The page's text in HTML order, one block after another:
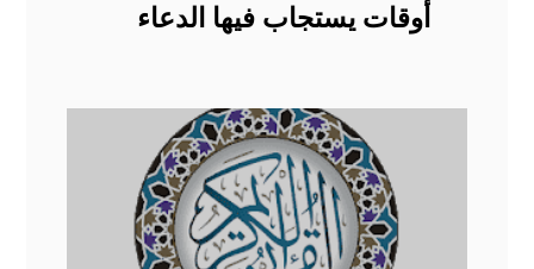
أوقات يستجاب فيها الدعاء